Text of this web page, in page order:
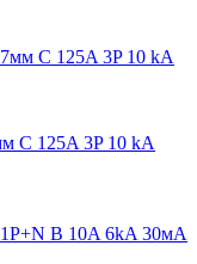
C 125A 3P 10 kA